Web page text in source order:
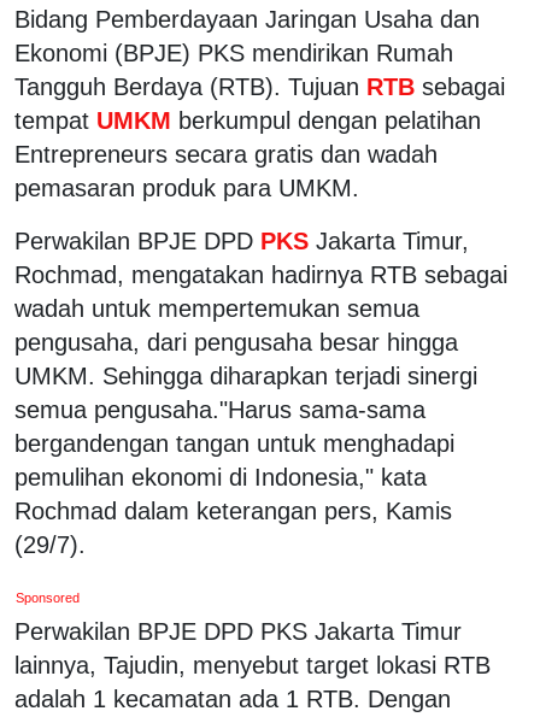
Bidang Pemberdayaan Jaringan Usaha dan
Ekonomi (BPJE) PKS mendirikan Rumah
Tangguh Berdaya (RTB). Tujuan RTB sebagai
tempat UMKM berkumpul dengan pelatihan
Entrepreneurs secara gratis dan wadah
pemasaran produk para UMKM.
Perwakilan BPJE DPD PKS Jakarta Timur,
Rochmad, mengatakan hadirnya RTB sebagai
wadah untuk mempertemukan semua
pengusaha, dari pengusaha besar hingga
UMKM. Sehingga diharapkan terjadi sinergi
semua pengusaha."Harus sama-sama
bergandengan tangan untuk menghadapi
pemulihan ekonomi di Indonesia," kata
Rochmad dalam keterangan pers, Kamis
(29/7).
Sponsored
Perwakilan BPJE DPD PKS Jakarta Timur
lainnya, Tajudin, menyebut target lokasi RTB
adalah 1 kecamatan ada 1 RTB. Dengan